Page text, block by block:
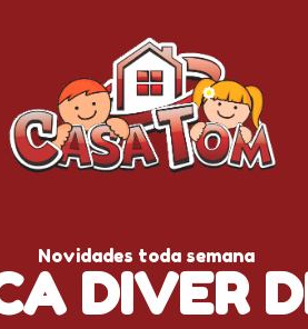
Novidades toda semana
DIVER